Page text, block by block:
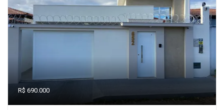
R$ 690.000